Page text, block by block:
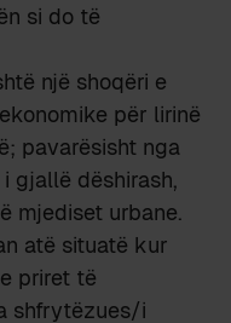
si do të
një shoqëri e
për lirinë
pavarësisht nga
gjallë dëshirash,
mjediset urbane.
atë situatë kur
priret të
shfrytëzues/i